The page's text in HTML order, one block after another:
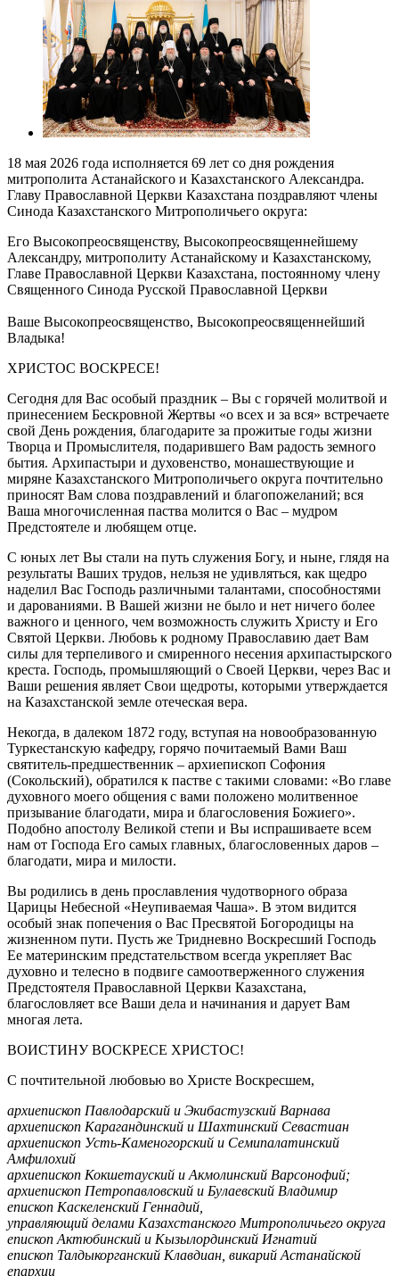
18 мая 2026 года исполняется 69 лет со дня рождения
митрополита Астанайского и Казахстанского Александра.
Главу Православной Церкви Казахстана поздравляют члены
Синода Казахстанского Митрополичьего округа:
Его Высокопреосвященству, Высокопреосвященнейшему
Александру, митрополиту Астанайскому и Казахстанскому,
Главе Православной Церкви Казахстана, постоянному члену
Священного Синода Русской Православной Церкви
Ваше Высокопреосвященство, Высокопреосвященнейший
Владыка!
ХРИСТОС ВОСКРЕСЕ!
Сегодня для Вас особый праздник – Вы с горячей молитвой и
принесением Бескровной Жертвы «о всех и за вся» встречаете
свой День рождения, благодарите за прожитые годы жизни
Творца и Промыслителя, подарившего Вам радость земного
бытия. Архипастыри и духовенство, монашествующие и
миряне Казахстанского Митрополичьего округа почтительно
приносят Вам слова поздравлений и благопожеланий; вся
Ваша многочисленная паства молится о Вас – мудром
Предстоятеле и любящем отце.
С юных лет Вы стали на путь служения Богу, и ныне, глядя на
результаты Ваших трудов, нельзя не удивляться, как щедро
наделил Вас Господь различными талантами, способностями
и дарованиями. В Вашей жизни не было и нет ничего более
важного и ценного, чем возможность служить Христу и Его
Святой Церкви. Любовь к родному Православию дает Вам
силы для терпеливого и смиренного несения архипастырского
креста. Господь, промышляющий о Своей Церкви, через Вас и
Ваши решения являет Свои щедроты, которыми утверждается
на Казахстанской земле отеческая вера.
Некогда, в далеком 1872 году, вступая на новообразованную
Туркестанскую кафедру, горячо почитаемый Вами Ваш
святитель-предшественник – архиепископ Софония
(Сокольский), обратился к пастве с такими словами: «Во главе
духовного моего общения с вами положено молитвенное
призывание благодати, мира и благословения Божиего».
Подобно апостолу Великой степи и Вы испрашиваете всем
нам от Господа Его самых главных, благословенных даров –
благодати, мира и милости.
Вы родились в день прославления чудотворного образа
Царицы Небесной «Неупиваемая Чаша». В этом видится
особый знак попечения о Вас Пресвятой Богородицы на
жизненном пути. Пусть же Тридневно Воскресший Господь
Ее материнским предстательством всегда укрепляет Вас
духовно и телесно в подвиге самоотверженного служения
Предстоятеля Православной Церкви Казахстана,
благословляет все Ваши дела и начинания и дарует Вам
многая лета.
ВОИСТИНУ ВОСКРЕСЕ ХРИСТОС!
С почтительной любовью во Христе Воскресшем,
архиепископ Павлодарский и Экибастузский Варнава
архиепископ Карагандинский и Шахтинский Севастиан
архиепископ Усть-Каменогорский и Семипалатинский
Амфилохий
архиепископ Кокшетауский и Акмолинский Варсонофий;
архиепископ Петропавловский и Булаевский Владимир
епископ Каскеленский Геннадий,
управляющий делами Казахстанского Митрополичьего округа
епископ Актюбинский и Кызылординский Игнатий
епископ Талдыкорганский Клавдиан, викарий Астанайской
епархии